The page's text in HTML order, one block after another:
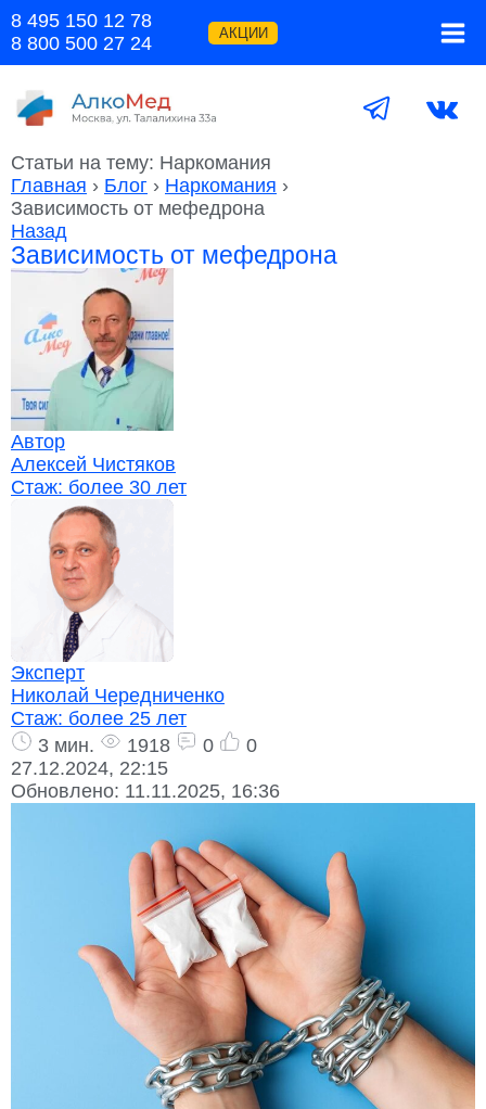
Перейти
содержимому
8 495 150 12 78
8 800 500 27 24
АКЦИИ
Статьи на тему: Наркомания
Главная › Блог › Наркомания ›
Зависимость от мефедрона
Назад
Зависимость от мефедрона
Автор
Алексей Чистяков
Стаж: более 30 лет
Эксперт
Николай Чередниченко
Стаж: более 25 лет
3 мин.
1918 0
0
27.12.2024, 22:15
Обновлено: 11.11.2025, 16:36